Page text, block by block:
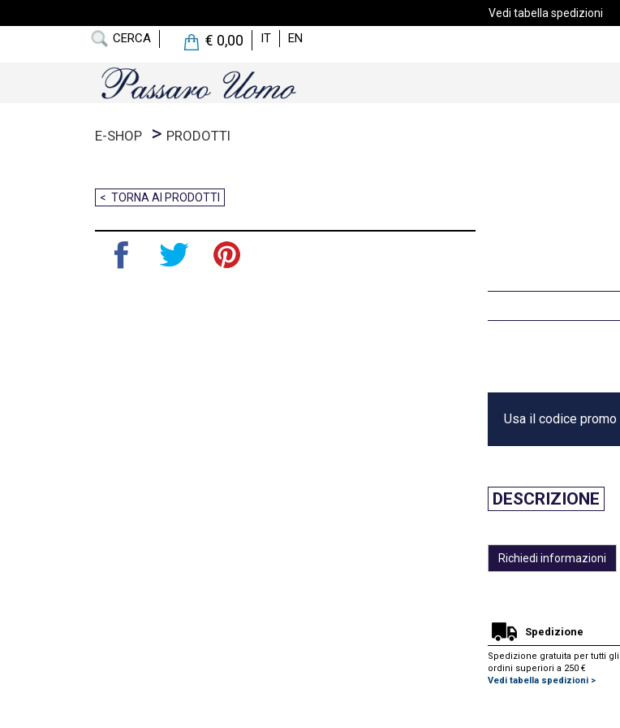
Vedi tabella spedizioni
CERCA € 0,00 IT EN
E-SHOP PRODOTTI
< TORNA AI PRODOTTI
Usa il codice promo
DESCRIZIONE
Richiedi informazioni
Spedizione
Spedizione gratuita per tutti gli
ordini superiori a 250 €
Vedi tabella spedizioni >